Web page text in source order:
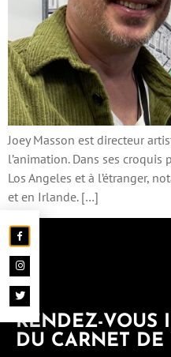
Joey Masson est directeur
l’animation. Dans ses
Los Angeles et à l’étranger,
et en Irlande. […]
RENDEZ-VOUS
DU CARNET DE